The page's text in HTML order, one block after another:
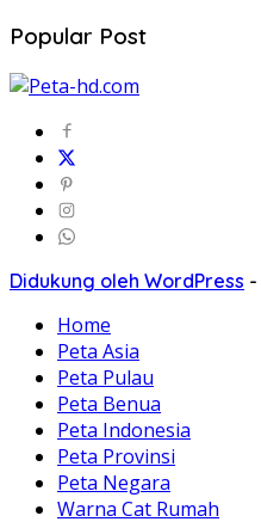
Popular Post
Didukung oleh WordPress -
Home
Peta Asia
Peta Pulau
Peta Benua
Peta Indonesia
Peta Provinsi
Peta Negara
Warna Cat Rumah